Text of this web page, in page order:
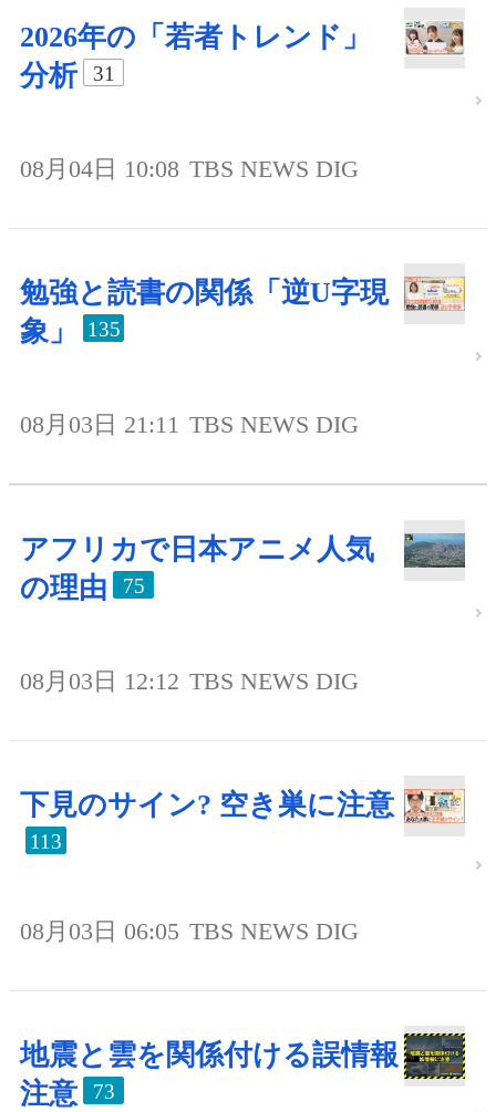
2026年の「若者トレンド」
分析
31
08月04日 10:08 TBS NEWS DIG
勉強と読書の関係「逆U字現
象」
135
08月03日 21:11 TBS NEWS DIG
アフリカで日本アニメ人気
の理由
75
08月03日 12:12 TBS NEWS DIG
下見のサイン? 空き巣に注意
113
08月03日 06:05 TBS NEWS DIG
地震と雲を関係付ける誤情報
注意
73